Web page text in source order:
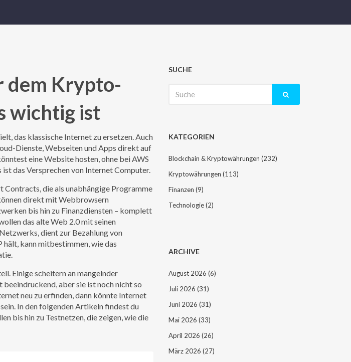
dem Krypto-
wichtig ist
das klassische Internet zu ersetzen. Auch
Dienste, Webseiten und Apps direkt auf
eine Website hosten, ohne bei AWS
das Versprechen von Internet Computer.
Contracts, die als unabhängige Programme
direkt mit Webbrowsern
bis hin zu Finanzdiensten – komplett
das alte Web 2.0 mit seinen
dient zur Bezahlung von
hält, kann mitbestimmen, wie das
Einige scheitern an mangelnder
aber sie ist noch nicht so
neu zu erfinden, dann könnte Internet
In den folgenden Artikeln findest du
bis hin zu Testnetzen, die zeigen, wie die
SUCHE
nach:
KATEGORIEN
Blockchain & Kryptowährungen (232)
Kryptowährungen (113)
Finanzen (9)
Technologie(2)
ARCHIVE
August 2026 (6)
Juli 2026 (31)
Juni 2026 (31)
Mai 2026 (33)
April 2026 (26)
März 2026 (27)